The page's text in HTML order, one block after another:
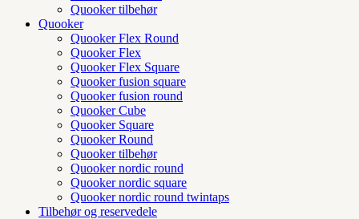
Quooker tilbehør
Quooker
Quooker Flex Round
Quooker Flex
Quooker Flex Square
Quooker fusion square
Quooker fusion round
Quooker Cube
Quooker Square
Quooker Round
Quooker tilbehør
Quooker nordic round
Quooker nordic square
Quooker nordic round twintaps
Tilbehør og reservedele